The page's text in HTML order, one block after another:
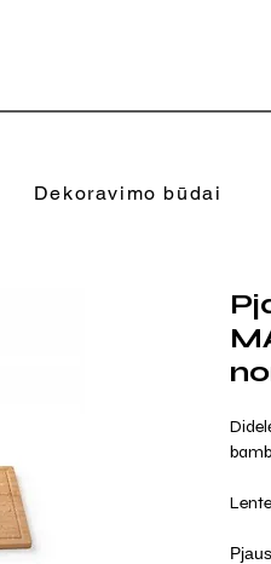
Dekoravimo būdai